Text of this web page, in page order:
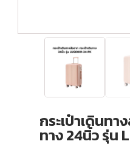
กระเป๋าเดินทา
ทาง 24นิ้ว รุ่น